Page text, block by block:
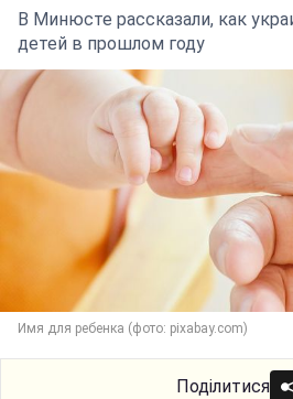
В Минюсте рассказали, как
детей в прошлом году
Имя для ребенка (фото: pixabay.com)
Поділитися